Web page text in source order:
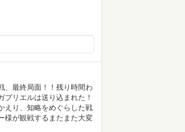
、最終局面！！残り時間わ
リエルは送り込まれた！
り、知略をめぐらした戦
様が観戦するまたまた大変